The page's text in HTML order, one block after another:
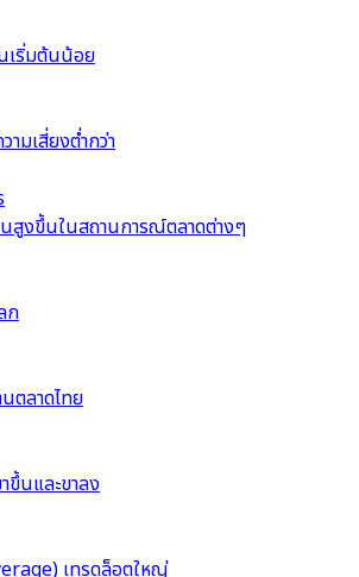
นเริ่มต้นน้อย
มเสี่ยงต่ำกว่า
สูงขึ้นในสถานการณ์ตลาดต่างๆ
ก
ตลาดไทย
ขึ้นและขาลง
เทรดล็อตใหญ่